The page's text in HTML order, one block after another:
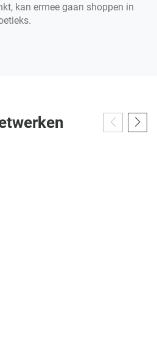
kan ermee gaan shoppen in